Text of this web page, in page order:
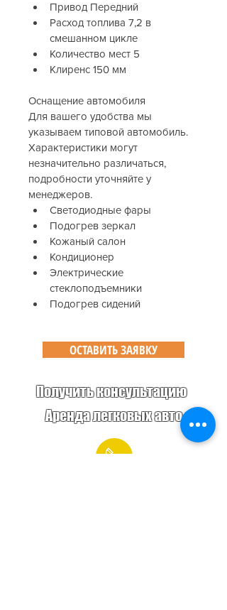
Привод Передний
Расход топлива 7,2 в
смешанном цикле
Количество мест 5
Клиренс 150 мм
Оснащение автомобиля
Для вашего удобства мы
указываем типовой автомобиль.
Характеристики могут
незначительно различаться,
подробности уточняйте у
менеджеров.
Светодиодные фары
Подогрев зеркал
Кожаный салон
Кондиционер
Электрические
стеклоподъемники
Подогрев сидений
ОСТАВИТЬ ЗАЯВКУ
Получить консультацию
Аренда легковых авто